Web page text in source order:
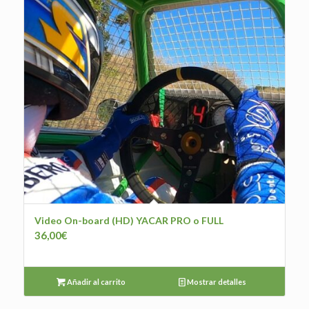
Video On-board (HD) YACAR PRO o FULL
36,00€
Añadir al carrito Mostrar detalles